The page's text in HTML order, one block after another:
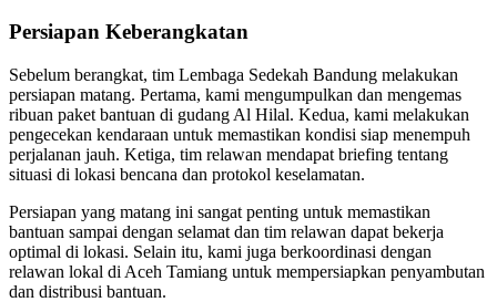
Persiapan Keberangkatan
Sebelum berangkat, tim Lembaga Sedekah Bandung melakukan
persiapan matang. Pertama, kami mengumpulkan dan mengemas
ribuan paket bantuan di gudang Al Hilal. Kedua, kami melakukan
pengecekan kendaraan untuk memastikan kondisi siap menempuh
perjalanan jauh. Ketiga, tim relawan mendapat briefing tentang
situasi di lokasi bencana dan protokol keselamatan.
Persiapan yang matang ini sangat penting untuk memastikan
bantuan sampai dengan selamat dan tim relawan dapat bekerja
optimal di lokasi. Selain itu, kami juga berkoordinasi dengan
relawan lokal di Aceh Tamiang untuk mempersiapkan penyambutan
dan distribusi bantuan.